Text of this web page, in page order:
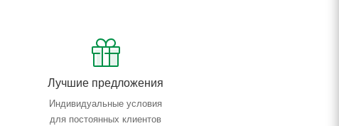
Лучшие предложения
Индивидуальные условия
для постоянных клиентов